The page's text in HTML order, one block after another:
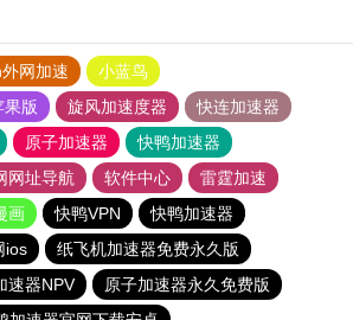
网加速
小蓝鸟
果版
旋风加速度器
快连加速器
原子加速器
快鸭加速器
网址导航 软件中心
雷霆加速
画 快鸭VPN
快鸭加速器
ios
纸飞机加速器免费永久版
速器NPV
原子加速器永久免费版